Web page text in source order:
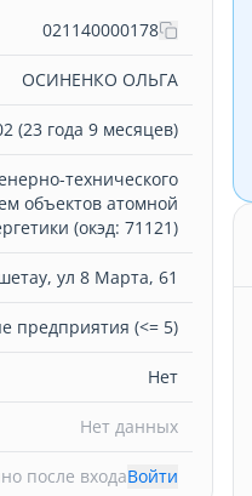
021140000178
ОСИНЕНКО ОЛЬГА
(23 года 9 месяцев)
технического
объектов атомной
(окэд: 71121)
ул 8 Марта, 61
предприятия (<= 5)
Нет
Нет данных
после входаВойти